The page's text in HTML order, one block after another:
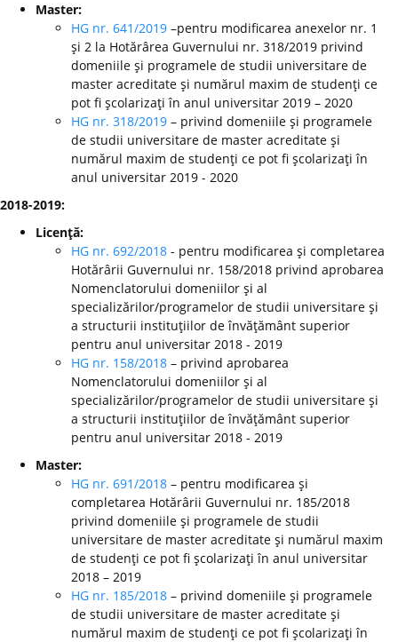
Master:
HG nr. 641/2019 –pentru modificarea anexelor nr. 1
şi 2 la Hotărârea Guvernului nr. 318/2019 privind
domeniile şi programele de studii universitare de
master acreditate şi numărul maxim de studenţi ce
pot fi şcolarizaţi în anul universitar 2019 – 2020
HG nr. 318/2019 – privind domeniile şi programele
de studii universitare de master acreditate şi
numărul maxim de studenţi ce pot fi şcolarizaţi în
anul universitar 2019 - 2020
2018-2019:
Licenţă:
HG nr. 692/2018 - pentru modificarea şi completarea
Hotărârii Guvernului nr. 158/2018 privind aprobarea
Nomenclatorului domeniilor şi al
specializărilor/programelor de studii universitare şi
a structurii instituţiilor de învăţământ superior
pentru anul universitar 2018 - 2019
HG nr. 158/2018 – privind aprobarea
Nomenclatorului domeniilor şi al
specializărilor/programelor de studii universitare şi
a structurii instituţiilor de învăţământ superior
pentru anul universitar 2018 - 2019
Master:
HG nr. 691/2018 – pentru modificarea şi
completarea Hotărârii Guvernului nr. 185/2018
privind domeniile şi programele de studii
universitare de master acreditate şi numărul maxim
de studenţi ce pot fi şcolarizaţi în anul universitar
2018 – 2019
HG nr. 185/2018 – privind domeniile şi programele
de studii universitare de master acreditate şi
numărul maxim de studenţi ce pot fi şcolarizaţi în